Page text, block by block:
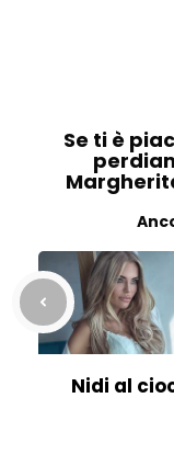
Se ti è
Nidi al